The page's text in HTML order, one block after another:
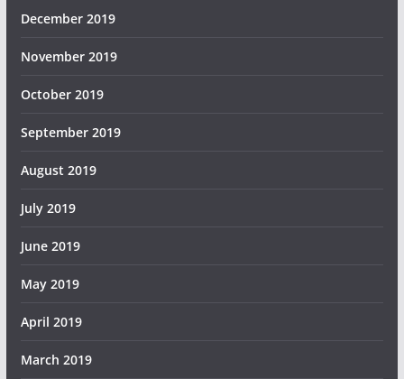
December 2019
November 2019
October 2019
September 2019
August 2019
July 2019
June 2019
May 2019
April 2019
March 2019